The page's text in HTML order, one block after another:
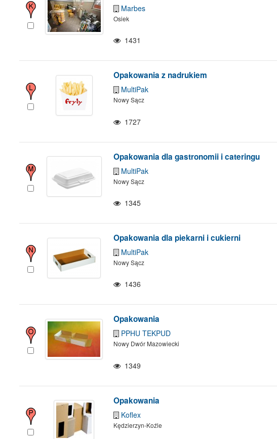
Marbes
Osiek
1431
Opakowania z nadrukiem
MultiPak
Nowy Sącz
1727
Opakowania dla gastronomii i cateringu
MultiPak
Nowy Sącz
1345
Opakowania dla piekarni i cukierni
MultiPak
Nowy Sącz
1436
Opakowania
PPHU TEKPUD
Nowy Dwór Mazowiecki
1349
Opakowania
Koflex
Kędzierzyn-Koźle